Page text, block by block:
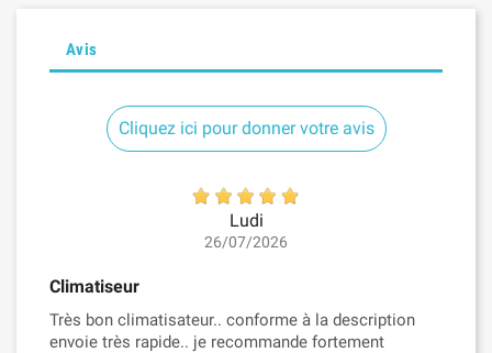
Avis
Cliquez ici pour donner votre avis
Ludi
26/07/2026
Climatiseur
Très bon climatisateur.. conforme à la description
envoie très rapide.. je recommande fortement